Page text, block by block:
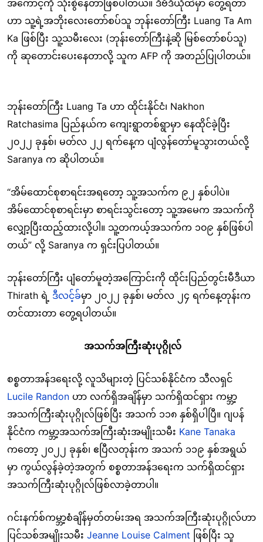
အကောင့်ကို သုံးစွဲနေတာဖြစ်ပါတယ်။ ဒီဗီဒီယိုထဲမှာ တွေ့ရတာ
ဟာ သူ့ရဲ့အဘိုးလေးတော်စပ်သူ ဘုန်းတော်ကြီး Luang Ta Am
Ka ဖြစ်ပြီး သူ့သမီးလေး (ဘုန်းတော်ကြီးနဲ့ဆို မြစ်တော်စပ်သူ)
ကို ဆုတောင်းပေးနေတာလို့ သူက AFP ကို အတည်ပြုပါတယ်။
ဘုန်းတော်ကြီး Luang Ta ဟာ ထိုင်းနိုင်ငံ၊ Nakhon
Ratchasima ပြည်နယ်က ကျေးရွာတစ်ရွာမှာ နေထိုင်ခဲ့ပြီး
၂၀၂၂ ခုနှစ်၊ မတ်လ ၂၂ ရက်နေ့က ပျံလွန်တော်မူသွားတယ်လို့
Saranya က ဆိုပါတယ်။
“အိမ်ထောင်စုစာရင်းအရတော့ သူ့အသက်က ၉၂ နှစ်ပါပဲ။
အိမ်ထောင်စုစာရင်းမှာ စာရင်းသွင်းတော့ သူ့အမေက အသက်ကို
လျှော့ပြီးထည့်ထားလို့ပါ။ သူ့တကယ့်အသက်က ၁၀၉ နှစ်ဖြစ်ပါ
တယ်” လို့ Saranya က ရှင်းပြပါတယ်။
ဘုန်းတော်ကြီး ပျံတော်မူတဲ့အကြောင်းကို ထိုင်းပြည်တွင်းမီဒီယာ
Thirath ရဲ့ ဒီလင့်ခ်မှာ ၂၀၂၂ ခုနှစ်၊ မတ်လ ၂၄ ရက်နေ့တုန်းက
တင်ထားတာ တွေ့ရပါတယ်။
အသက်အကြီးဆုံးပုဂ္ဂိုလ်
စစ္စတာအန်ဒရေးလို့ လူသိများတဲ့ ပြင်သစ်နိုင်ငံက သီလရှင်
Lucile Randon ဟာ လက်ရှိအချိန်မှာ သက်ရှိထင်ရှား ကမ္ဘာ့
အသက်ကြီးဆုံးပုဂ္ဂိုလ်ဖြစ်ပြီး အသက် ၁၁၈ နှစ်ရှိပါပြီ။ ဂျပန်
နိုင်ငံက ကမ္ဘာ့အသက်အကြီးဆုံးအမျိုးသမီး Kane Tanaka
ကတော့ ၂၀၂၂ ခုနှစ်၊ ဧပြီလတုန်းက အသက် ၁၁၉ နှစ်အရွယ်
မှာ ကွယ်လွန်ခဲ့တဲ့အတွက် စစ္စတာအန်ဒရေးက သက်ရှိထင်ရှား
အသက်ကြီးဆုံးပုဂ္ဂိုလ်ဖြစ်လာခဲ့တာပါ။
ဂင်းနက်စ်ကမ္ဘာ့စံချိန်မှတ်တမ်းအရ အသက်အကြီးဆုံးပုဂ္ဂိုလ်ဟာ
ပြင်သစ်အမျိုးသမီး Jeanne Louise Calment ဖြစ်ပြီး သူ